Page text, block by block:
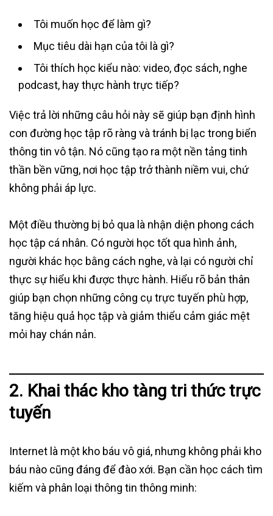
Tôi muốn học để làm gì?
Mục tiêu dài hạn của tôi là gì?
Tôi thích học kiểu nào: video, đọc sách, nghe
podcast, hay thực hành trực tiếp?
Việc trả lời những câu hỏi này sẽ giúp bạn định hình
con đường học tập rõ ràng và tránh bị lạc trong biển
thông tin vô tận. Nó cũng tạo ra một nền tảng tinh
thần bền vững, nơi học tập trở thành niềm vui, chứ
không phải áp lực.
Một điều thường bị bỏ qua là nhận diện phong cách
học tập cá nhân. Có người học tốt qua hình ảnh,
người khác học bằng cách nghe, và lại có người chỉ
thực sự hiểu khi được thực hành. Hiểu rõ bản thân
giúp bạn chọn những công cụ trực tuyến phù hợp,
tăng hiệu quả học tập và giảm thiểu cảm giác mệt
mỏi hay chán nản.
2. Khai thác kho tàng tri thức trực
tuyến
Internet là một kho báu vô giá, nhưng không phải kho
báu nào cũng đáng để đào xới. Bạn cần học cách tìm
kiếm và phân loại thông tin thông minh: